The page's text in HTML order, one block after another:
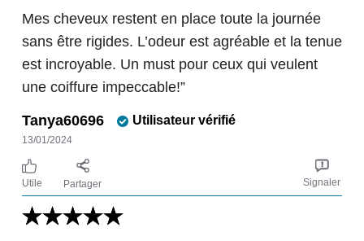
Mes cheveux restent en place toute la journée
sans être rigides. L’odeur est agréable et la tenue
est incroyable. Un must pour ceux qui veulent
une coiffure impeccable!”
Tanya60696 Utilisateur vérifié
13/01/2024
Utile Partager Signaler